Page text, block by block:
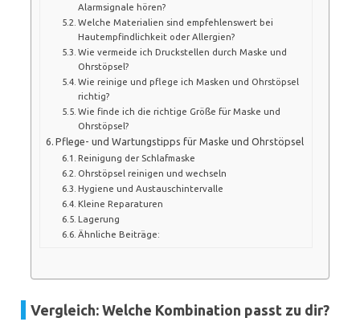
Alarmsignale hören?
Welche Materialien sind empfehlenswert bei
Hautempfindlichkeit oder Allergien?
Wie vermeide ich Druckstellen durch Maske und
Ohrstöpsel?
Wie reinige und pflege ich Masken und Ohrstöpsel
richtig?
Wie finde ich die richtige Größe für Maske und
Ohrstöpsel?
Pflege- und Wartungstipps für Maske und Ohrstöpsel
Reinigung der Schlafmaske
Ohrstöpsel reinigen und wechseln
Hygiene und Austauschintervalle
Kleine Reparaturen
Lagerung
Ähnliche Beiträge:
Vergleich: Welche Kombination passt zu dir?